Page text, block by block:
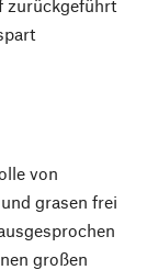
zurückgeführt
von
grasen frei
großen